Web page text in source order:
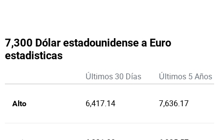
7,300 Dólar estadounidense a Euro
estadisticas
Últimos 30 Días Últimos 5 Años
Alto 6,417.14 7,636.17